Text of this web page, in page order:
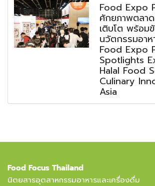
Food Expo
ศักยภาพตลา
เติบโต พร้อม
นวัตกรรมอาห
Food Expo
Spotlights
Halal Food
Culinary
Asia
Food Focus Thailand
นิตยสารอุตสาหกรรมอาหารและเครื่องดื่ม